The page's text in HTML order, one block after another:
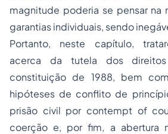
magnitude poderia se pensar na
garantias individuais, sendo
Portanto, neste capítulo,
acerca da tutela dos direitos
constituição de 1988, bem
hipóteses de conflito de
prisão civil por contempt of
coerção e, por fim, a abertura